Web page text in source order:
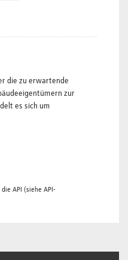
die zu erwartende
zur
es sich um
die API (siehe API-